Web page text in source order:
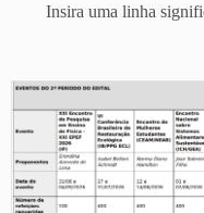
Insira uma linha